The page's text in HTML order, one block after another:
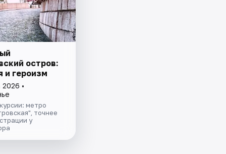
остров:
и героизм
2026 •
метро
точнее
у